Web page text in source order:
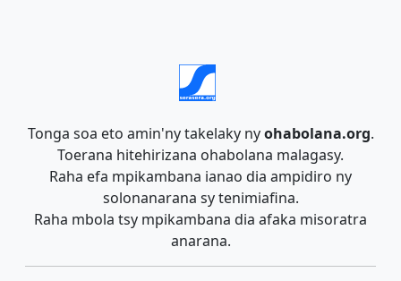
Tonga soa eto amin'ny takelaky nyohabolana.org.
Toerana hitehirizana ohabolana malagasy.
Raha efa mpikambana ianao dia ampidiro ny
solonanarana sy tenimiafina.
Raha mbola tsy mpikambana dia afaka misoratra
anarana.